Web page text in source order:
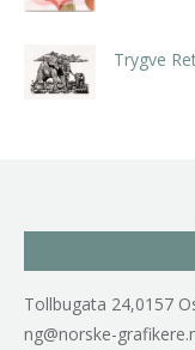
Trygve
Tollbugata 24,0157
ng@norske-